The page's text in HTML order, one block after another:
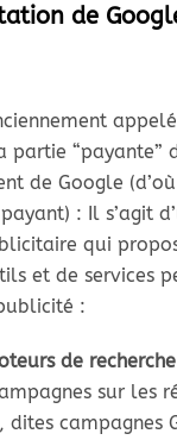
de
partie “payante”
de Google
: Il s’agit
qui
et de services
:
de
sur les
dites campagnes